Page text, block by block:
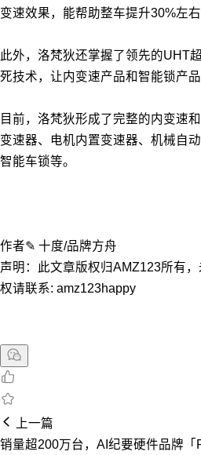
变速效果，能帮助整车提升30%左右
此外，洛梵狄还掌握了领先的UHT
死技术，让内变速产品和智能锁产品
目前，洛梵狄形成了完整的内变速
变速器、电机内置变速器、机械自
智能车锁等。
作者✎ 十度/品牌方舟
声明：此文章版权归AMZ123所有
权请联系: amz123happy
上一篇
销量超200万台，AI纪要硬件品牌